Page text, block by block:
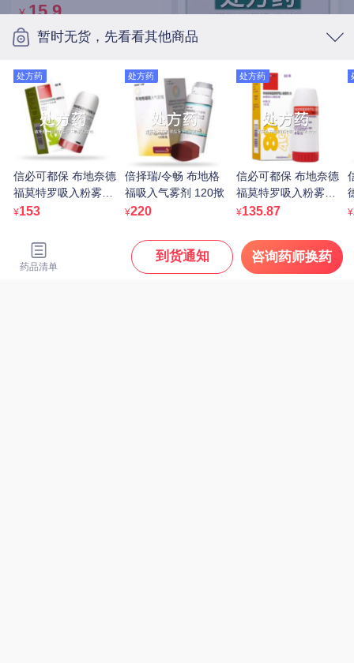
药品清单
到货通知 咨询药师换药
暂时无货，先看看其他商品
处方药
信必可都保 布地奈德
福莫特罗吸入粉雾剂
(Ⅱ) 160μg/4.5μg*60
¥153
处方药
倍择瑞/令畅 布地格
福吸入气雾剂 120揿
¥220
处方药
信必可都保 布地奈德
福莫特罗吸入粉雾剂
(Ⅰ) 80μg:4.5μg*60吸/
¥135.87 ¥
¥ 15.9
处方药
逸青 糠酸莫米松鼻喷雾
43.05
白云山/抗之霸/BYS/广药
白云山 阿莫西林胶囊
0.25g*10粒*5板
¥ 11.1